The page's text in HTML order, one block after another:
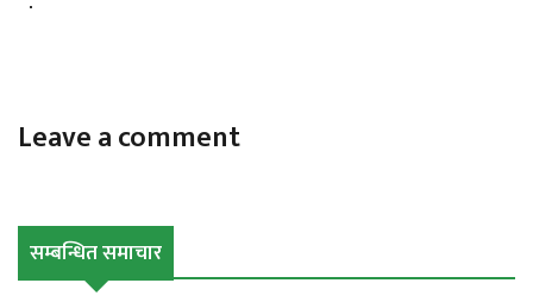
Leave a comment
सम्बन्धित समाचार